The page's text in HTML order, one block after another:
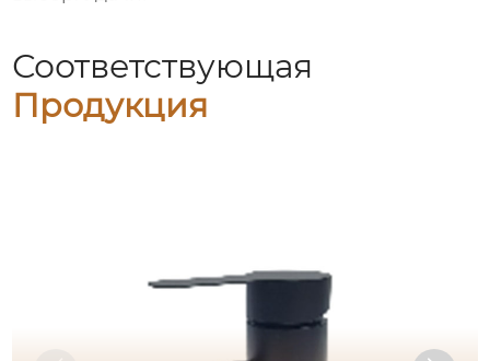
Соответствующая
Продукция